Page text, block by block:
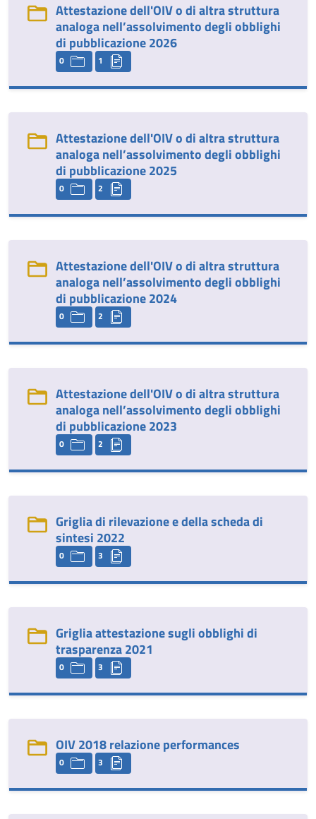
Attestazione dell'OIV o di altra struttura
analoga nell’assolvimento degli obblighi
di pubblicazione 2026
0 1
Attestazione dell'OIV o di altra struttura
analoga nell’assolvimento degli obblighi
di pubblicazione 2025
0 2
Attestazione dell'OIV o di altra struttura
analoga nell’assolvimento degli obblighi
di pubblicazione 2024
0 2
Attestazione dell'OIV o di altra struttura
analoga nell’assolvimento degli obblighi
di pubblicazione 2023
0 2
Griglia di rilevazione e della scheda di
sintesi 2022
0 3
Griglia attestazione sugli obblighi di
trasparenza 2021
0 3
OIV 2018 relazione performances
0 3